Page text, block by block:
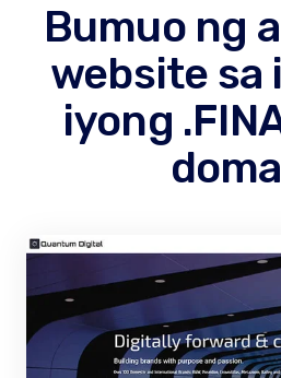
Bumuo ng
website sa
iyong